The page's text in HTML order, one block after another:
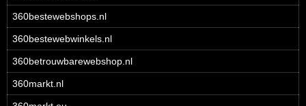
360bestewebshops.nl
360bestewebwinkels.nl
360betrouwbarewebshop.nl
360markt.nl